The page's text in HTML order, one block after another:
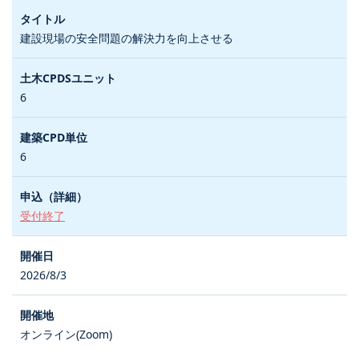
建設現場の安全問題の解決力を向上させる
6
6
受付終了
2026/8/3
オンライン(Zoom)